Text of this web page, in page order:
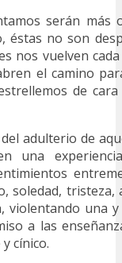
serán más
éstas no son
nos vuelven
el camino
de
adulterio de
una
soledad,
violentando una
a las
cínico.